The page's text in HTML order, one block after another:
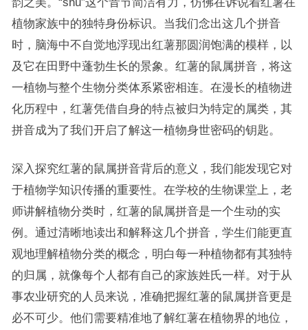
植物家族中的独特身份标识。当我们念出这几个拼音
时，脑海中不自觉地浮现出红薯那圆润饱满的模样，以
及它在田野中蓬勃生长的景象。红薯的鼠属拼音，将这
一植物与整个生物分类体系紧密相连。在漫长的植物进
化历程中，红薯凭借自身的特点被归为特定的属类，其
拼音成为了我们开启了解这一植物身世密码的钥匙。
深入探究红薯的鼠属拼音背后的意义，我们能发现它对
于植物学知识传播的重要性。在学校的生物课堂上，老
师讲解植物分类时，红薯的鼠属拼音是一个生动的实
例。通过清晰地读出和解释这几个拼音，学生们能更直
观地理解植物分类的概念，明白每一种植物都有其独特
的归属，就像每个人都有自己的家族姓氏一样。对于从
事农业研究的人员来说，准确把握红薯的鼠属拼音更是
必不可少。他们需要精准地了解红薯在植物界的地位，